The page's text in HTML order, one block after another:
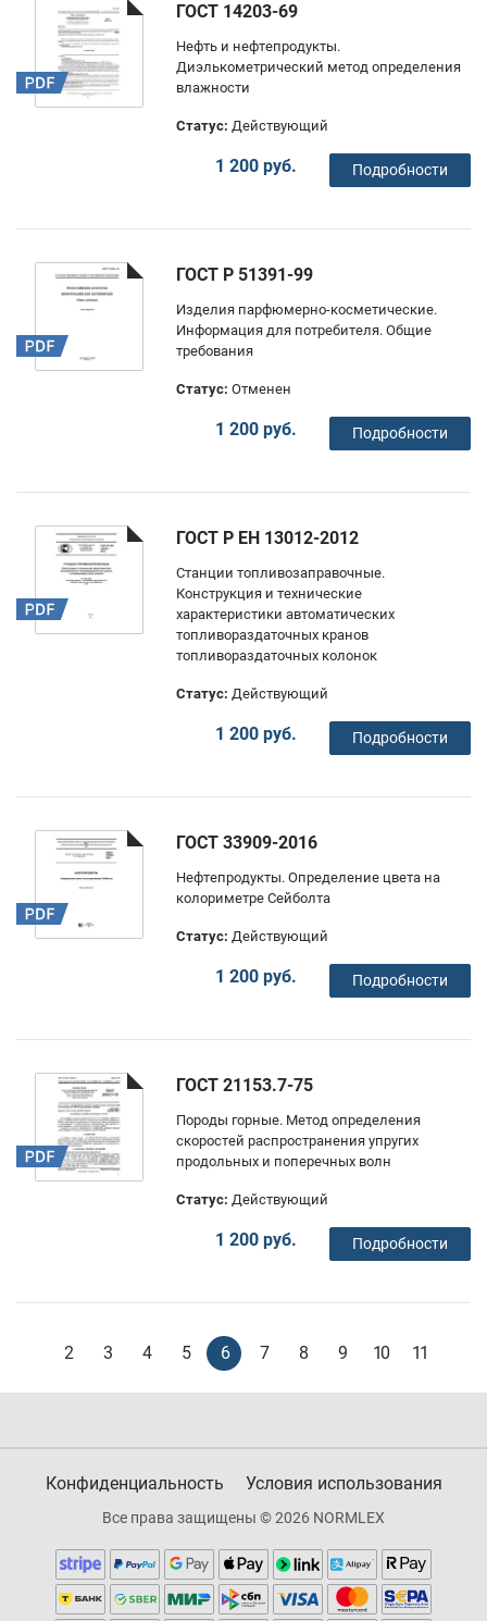
ГОСТ 14203-69
Нефть и нефтепродукты.
Диэлькометрический метод определения
влажности
Статус: Действующий
1 200 руб. Подробности
ГОСТ Р 51391-99
Изделия парфюмерно-косметические.
Информация для потребителя. Общие
требования
Статус: Отменен
1 200 руб. Подробности
ГОСТ Р ЕН 13012-2012
Станции топливозаправочные.
Конструкция и технические
характеристики автоматических
топливораздаточных кранов
топливораздаточных колонок
Статус: Действующий
1 200 руб. Подробности
ГОСТ 33909-2016
Нефтепродукты. Определение цвета на
колориметре Сейболта
Статус: Действующий
1 200 руб. Подробности
ГОСТ 21153.7-75
Породы горные. Метод определения
скоростей распространения упругих
продольных и поперечных волн
Статус: Действующий
1 200 руб. Подробности
2 3 4 5 6 7 8 9 10 11
Конфиденциальность Условия использования
Все права защищены © 2026 NORMLEX